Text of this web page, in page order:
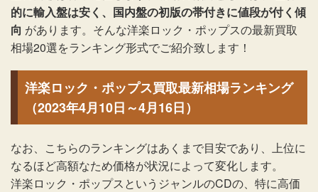
的に輸入盤は安く、国内盤の初版の帯付きに値段が付く傾
向 があります。そんな洋楽ロック・ポップスの最新買取
相場20選をランキング形式でご紹介致します！
洋楽ロック・ポップス買取最新相場ランキング
（2023年4月10日～4月16日）
なお、こちらのランキングはあくまで目安であり、上位に
なるほど高額なため価格が状況によって変化します。
洋楽ロック・ポップスというジャンルのCDの、特に高価